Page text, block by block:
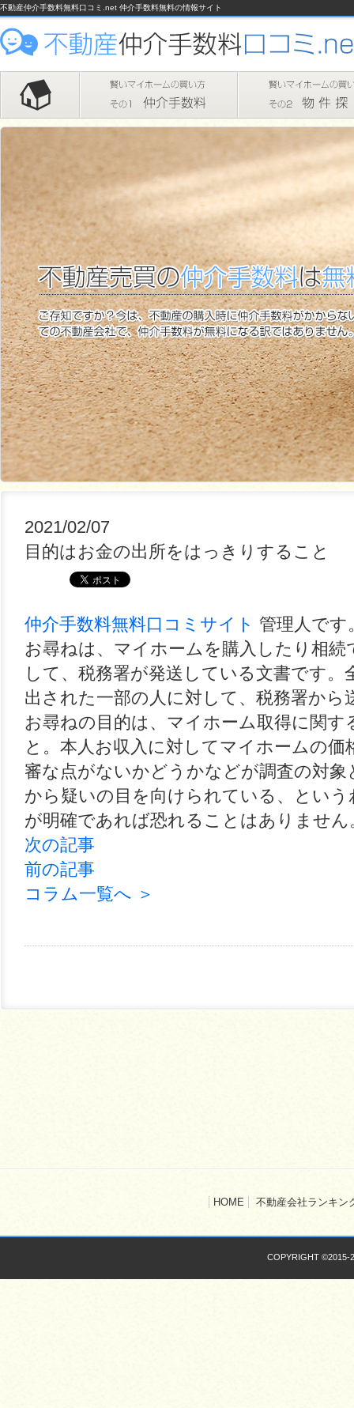
不動産仲介手数料無料口コミ.net 仲介手数料無料の情報サイト
2021/02/07
目的はお金の出所をはっきりすること
仲介手数料無料口コミサイト 管理人です
お尋ねは、マイホームを購入したり相
して、税務署が発送している文書です
出された一部の人に対して、税務署から
お尋ねの目的は、マイホーム取得に関
と。本人お収入に対してマイホームの
審な点がないかどうかなどが調査の対
から疑いの目を向けられている、とい
が明確であれば恐れることはありません
次の記事
前の記事
コラム一覧へ ＞
HOME 不動産会社ランキン
COPYRIGHT ©2015-